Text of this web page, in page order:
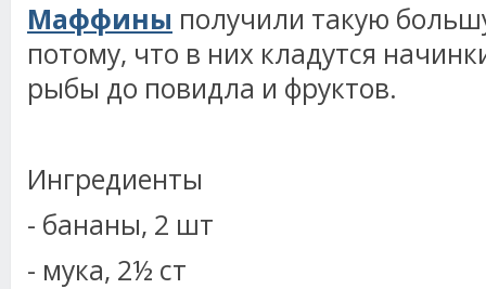
Маффины получили такую
потому, что в них кладутся
рыбы до повидла и фруктов.
Ингредиенты
- бананы, 2 шт
- мука, 2½ ст